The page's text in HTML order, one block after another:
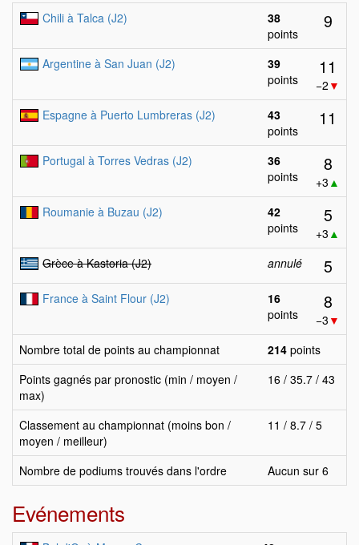
Chili à Talca (J2)
38
points
9
Argentine à San Juan (J2)
39
points
11
−2 ▼
Espagne à Puerto Lumbreras (J2)
43
points
11
Portugal à Torres Vedras (J2)
36
points
8
+3 ▲
Roumanie à Buzau (J2)
42
points
5
+3 ▲
Grèce à Kastoria (J2)
annulé 5
France à Saint Flour (J2)
16
points
8
−3 ▼
Nombre total de points au championnat
214 points
Points gagnés par pronostic (min / moyen /
max)
16 / 35.7 / 43
Classement au championnat (moins bon /
moyen / meilleur)
11 / 8.7 / 5
Nombre de podiums trouvés dans l'ordre Aucun sur 6
Evénements